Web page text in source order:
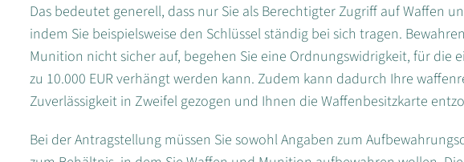
Das bedeutet generell, dass nur Sie als Berechtigter Zugriff auf Waffen
indem Sie beispielsweise den Schlüssel ständig bei sich tragen.
Munition nicht sicher auf, begehen Sie eine Ordnungswidrigkeit, für die
zu 10.000 EUR verhängt werden kann. Zudem kann dadurch Ihre
Zuverlässigkeit in Zweifel gezogen und Ihnen die Waffenbesitzkarte
Bei der Antragstellung müssen Sie sowohl Angaben zum